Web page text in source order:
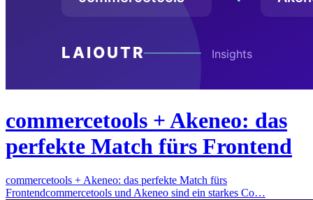
commercetools + Akeneo: das
perfekte Match fürs Frontend
commercetools + Akeneo: das perfekte Match fürs
Frontendcommercetools und Akeneo sind ein starkes Co…